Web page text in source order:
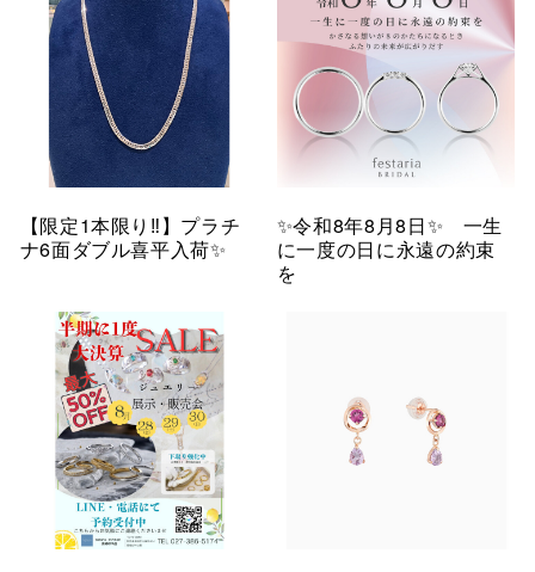
【限定1本限り‼︎】プラチ
ナ6面ダブル喜平入荷✨
✨令和8年8月8日✨ 一生
に一度の日に永遠の約束
を